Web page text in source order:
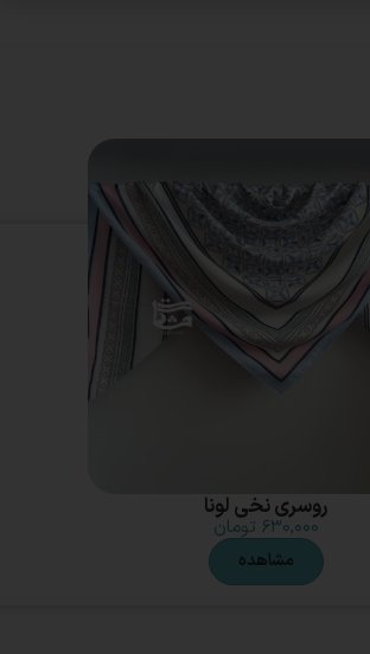
روسری نخی لونا
۶۳۰,۰۰۰ تومان
مشاهده